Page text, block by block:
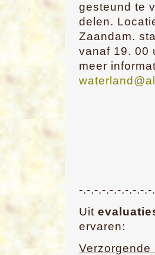
gesteund te
delen.
Zaandam.
vanaf 19. 00
meer
-.-.-.-.-.-.-.-.-
Uit
ervaren:
Verzorgende